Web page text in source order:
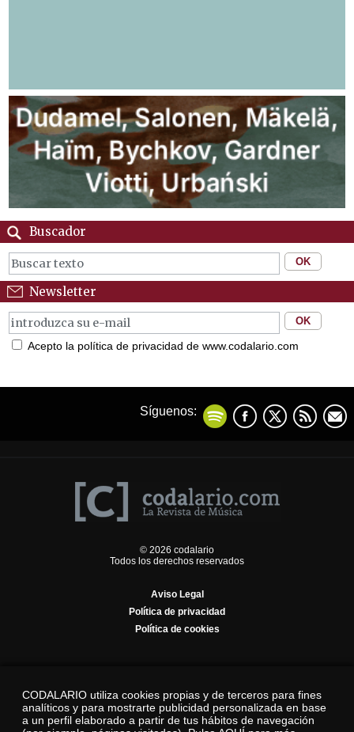
Buscador
Newsletter
Acepto la política de privacidad de www.codalario.com
Síguenos:
© 2026 codalario
Todos los derechos reservados
Aviso Legal
Política de privacidad
Política de cookies
CODALARIO utiliza cookies propias y de terceros para fines
analíticos y para mostrarte publicidad personalizada en base
a un perfil elaborado a partir de tus hábitos de navegación